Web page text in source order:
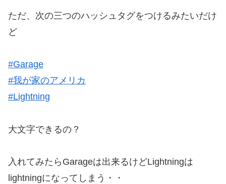
ただ、次の三つのハッシュタグをつけるみたいだけ
ど
#Garage
#我が家のアメリカ
#Lightning
大文字できるの？
入れてみたらGarageは出来るけどLightningは
lightningになってしまう・・